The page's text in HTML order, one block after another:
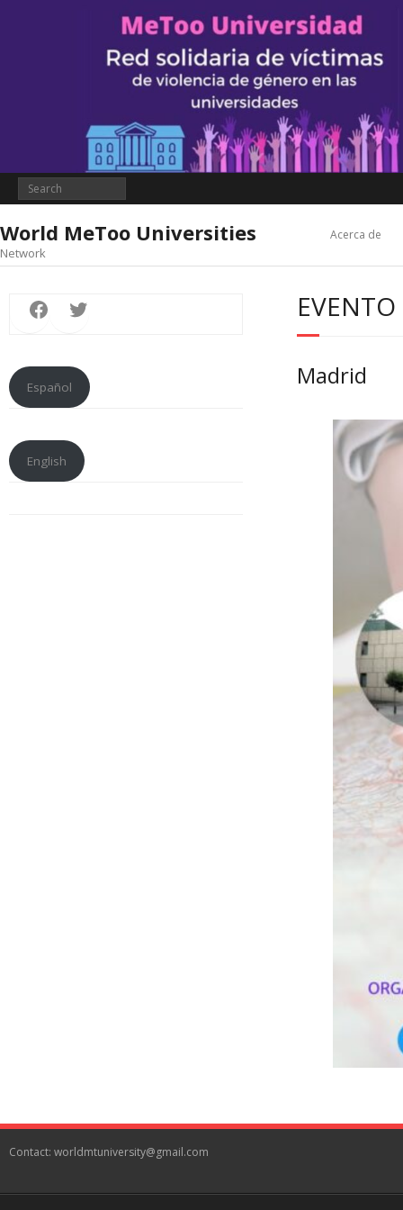
World MeToo Universities
Network
Acerca de
Madrid
Facebook
Español
English
Contact: worldmtuniversity@gmail.com